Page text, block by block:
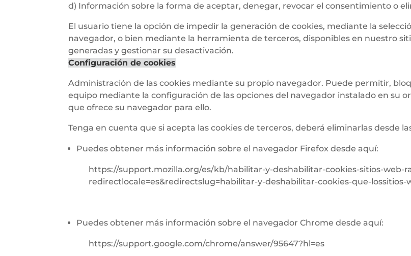
d) Información sobre la forma de aceptar, denegar, revocar el consentimiento o
El usuario tiene la opción de impedir la generación de cookies, mediante la
navegador, o bien mediante la herramienta de terceros, disponibles en nuestro
generadas y gestionar su desactivación.
Configuración de cookies
Administración de las cookies mediante su propio navegador. Puede permitir,
equipo mediante la configuración de las opciones del navegador instalado en su
que ofrece su navegador para ello.
Tenga en cuenta que si acepta las cookies de terceros, deberá eliminarlas desde
Puedes obtener más información sobre el navegador Firefox desde aquí:
https://support.mozilla.org/es/kb/habilitar-y-deshabilitar-cookies-sitios-web-
redirectlocale=es&redirectslug=habilitar-y-deshabilitar-cookies-que-lossitios-
Puedes obtener más información sobre el navegador Chrome desde aquí:
https://support.google.com/chrome/answer/95647?hl=es